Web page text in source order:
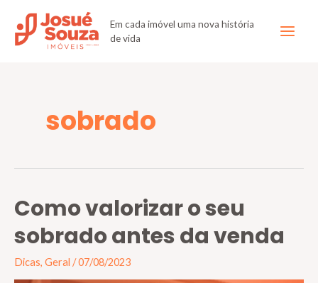
Em cada imóvel uma nova história
de vida
sobrado
Como valorizar o seu
sobrado antes da venda
Dicas, Geral /07/08/2023